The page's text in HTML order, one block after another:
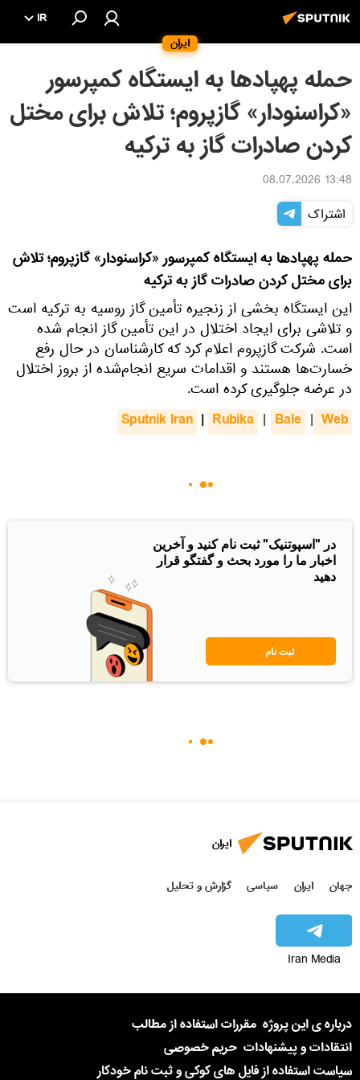
ایران
IR
حمله پهپادها به ایستگاه کمپرسور
«کراسنودار» گازپروم؛ تلاش برای مختل
کردن صادرات گاز به ترکیه
13:48 08.07.2026
اشتراک
حمله پهپادها به ایستگاه کمپرسور «کراسنودار» گازپروم؛ تلاش
برای مختل کردن صادرات گاز به ترکیه
این ایستگاه بخشی از زنجیره تأمین گاز روسیه به ترکیه است
و تلاشی برای ایجاد اختلال در این تأمین گاز انجام شده
است. شرکت گازپروم اعلام کرد که کارشناسان در حال رفع
خسارت‌ها هستند و اقدامات سریع انجام‌شده از بروز اختلال
در عرضه جلوگیری کرده است.
Sputnik Iran | Rubika | Bale | Web
در "اسپوتنیک" ثبت نام کنید و آخرین
اخبار ما را مورد بحث و گفتگو قرار
دهید
ثبت نام
ایران
جهان ایران سیاسی گزارش و تحلیل
Iran Media
درباره ی این پروژه مقررات استفاده از مطالب
انتقادات و پیشنهادات حریم خصوصی
سیاست استفاده از فایل های کوکی و ثبت نام خودکار